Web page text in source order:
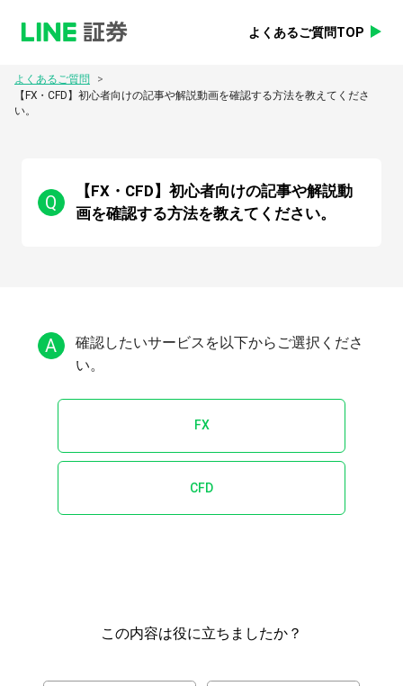
よくあるご質問TOP
よくあるご質問
>
【FX・CFD】初心者向けの記事や解説動画を確認する方法を教えてくださ
い。
Q
【FX・CFD】初心者向けの記事や解説動
画を確認する方法を教えてください。
A
確認したいサービスを以下からご選択くださ
FX
CFD
この内容は役に立ちましたか？